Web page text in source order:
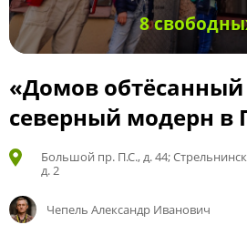
8
«Домов
северный модерн в
Большой пр. П.С., д. 44;
д. 2
Чепель Александр Иванович